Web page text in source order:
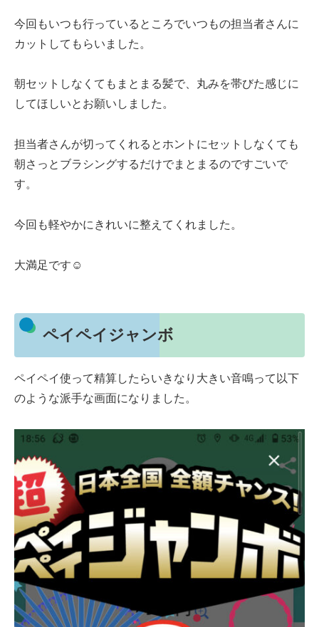
今回もいつも行っているところでいつもの担当者さんに
カットしてもらいました。
朝セットしなくてもまとまる髪で、丸みを帯びた感じに
してほしいとお願いしました。
担当者さんが切ってくれるとホントにセットしなくても
朝さっとブラシングするだけでまとまるのですごいで
す。
今回も軽やかにきれいに整えてくれました。
大満足です☺
ペイペイジャンボ
ペイペイ使って精算したらいきなり大きい音鳴って以下
のような派手な画面になりました。